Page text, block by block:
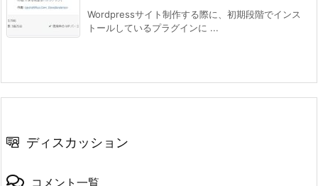
Wordpressサイト制作する際に、初期段階でインス
トールしているプラグインに ...
ディスカッション
コメント一覧